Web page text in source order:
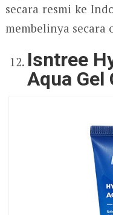
secara resmi ke
membelinya secara
Isntree
Aqua Gel